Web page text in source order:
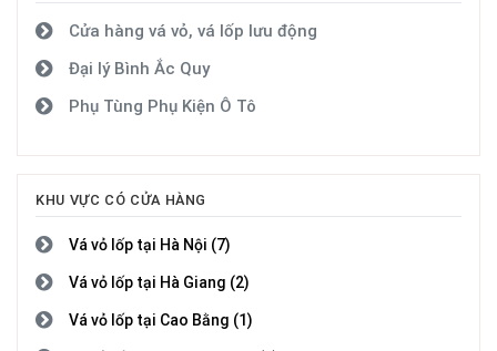
Cửa hàng vá vỏ, vá lốp lưu động
Đại lý Bình Ắc Quy
Phụ Tùng Phụ Kiện Ô Tô
KHU VỰC CÓ CỬA HÀNG
Vá vỏ lốp tại Hà Nội (7)
Vá vỏ lốp tại Hà Giang (2)
Vá vỏ lốp tại Cao Bằng (1)